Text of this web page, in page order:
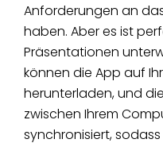
Anforderungen an
haben. Aber es ist
Präsentationen
können die App auf
herunterladen, und
zwischen Ihrem
synchronisiert,